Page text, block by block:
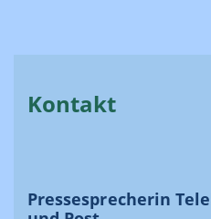
Kontakt
Pressesprecherin